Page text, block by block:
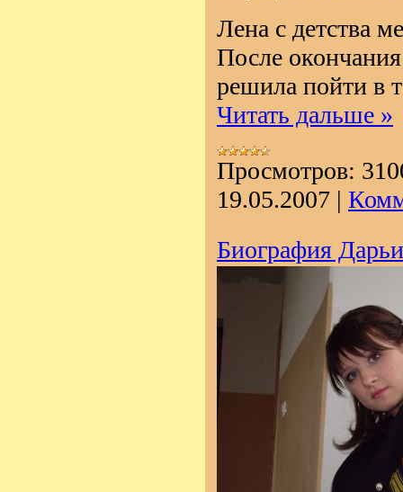
Лена с детства
После
решила пойти в
Читать дальше »
Просмотров:
19.05.2007 |
Биография